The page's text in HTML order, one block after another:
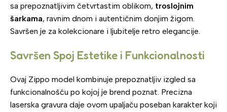
sa prepoznatljivim četvrtastim oblikom, troslojnim
šarkama, ravnim dnom i autentičnim donjim žigom.
Savršen je za kolekcionare i ljubitelje retro elegancije.
Savršen Spoj Estetike i Funkcionalnosti
Ovaj Zippo model kombinuje prepoznatljiv izgled sa
funkcionalnošću po kojoj je brend poznat. Precizna
laserska gravura daje ovom upaljaču poseban karakter koji